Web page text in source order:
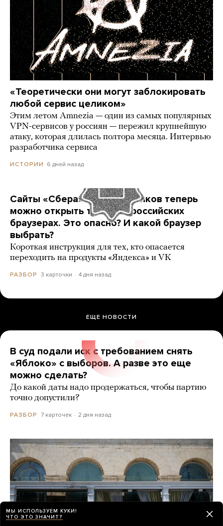
«Теоретически они могут заблокировать
любой сервис целиком»
Этим летом Amnezia — один из самых популярных
VPN-сервисов у россиян — пережил крупнейшую
атаку, которая длилась полтора месяца. Интервью
разработчика сервиса
ИСТОРИИ 6 дней назад
Сайты «Сбера» и других банков теперь
можно открыть только в российских
браузерах. Это опасно? И какой браузер
выбрать?
Короткая инструкция для тех, кто опасается
переходить на продукты «Яндекса» и VK
РАЗБОР 3 карточки 4 дня назад
ЕЩЕ НОВОСТИ
В суд подали иск с требованием снять
«Яблоко» с выборов. А разве это еще
можно сделать?
До какой даты надо продержаться, чтобы партию
точно допустили?
РАЗБОР 7 карточек 2 дня назад
МЫ ИСПОЛЬЗУЕМ КУКИ!
ЧТО ЭТО ЗНАЧИТ?